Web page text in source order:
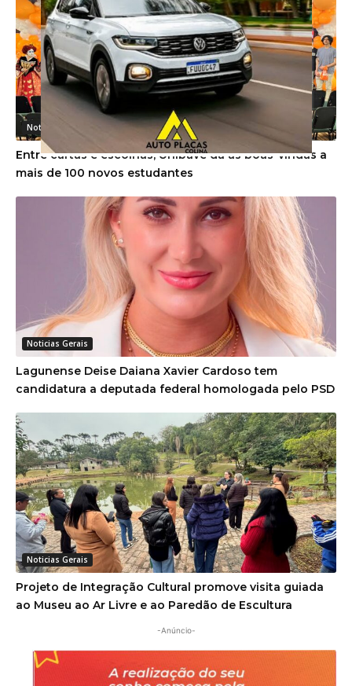
Noticias Gerais
Entre cartas e escolhas, Unibave dá as boas-vindas a
mais de 100 novos estudantes
Noticias Gerais
Lagunense Deise Daiana Xavier Cardoso tem
candidatura a deputada federal homologada pelo PSD
Noticias Gerais
Projeto de Integração Cultural promove visita guiada
ao Museu ao Ar Livre e ao Paredão de Escultura
-Anúncio-